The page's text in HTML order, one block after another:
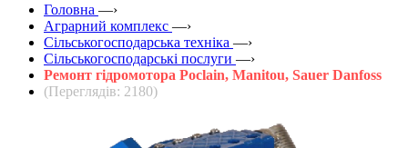
Головна —›
Аграрний комплекс —›
Сільськогосподарська техніка —›
Сільськогосподарські послуги —›
Ремонт гідромотора Poclain, Manitou, Sauer Danfoss
(Переглядів: 2180)